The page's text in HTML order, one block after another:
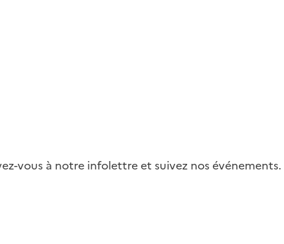
vous à notre infolettre et suivez nos événements.